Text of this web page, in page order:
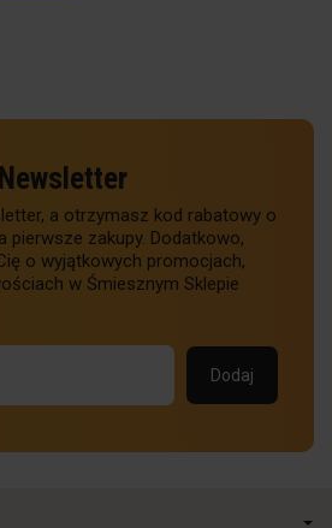
Newsletter
a otrzymasz kod rabatowy o
pierwsze zakupy. Dodatkowo,
o wyjątkowych promocjach,
w Śmiesznym Sklepie